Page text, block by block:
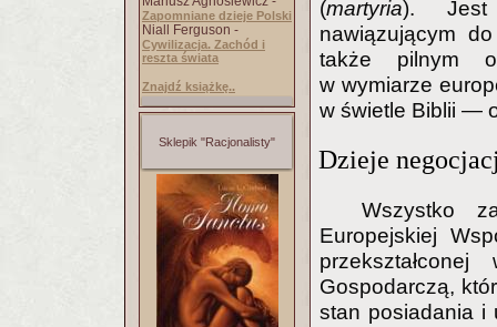
Zapomniane dzieje Polski
Niall Ferguson -
Cywilizacja. Zachód i
reszta świata
Znajdź książkę..
Sklepik "Racjonalisty"
(martyria). Jest
nawiązującym
także pilnym
w wymiarze
w świetle Biblii —
Dzieje
Wszystko
Europejskiej
Gospodarczą,
stan posiadania i